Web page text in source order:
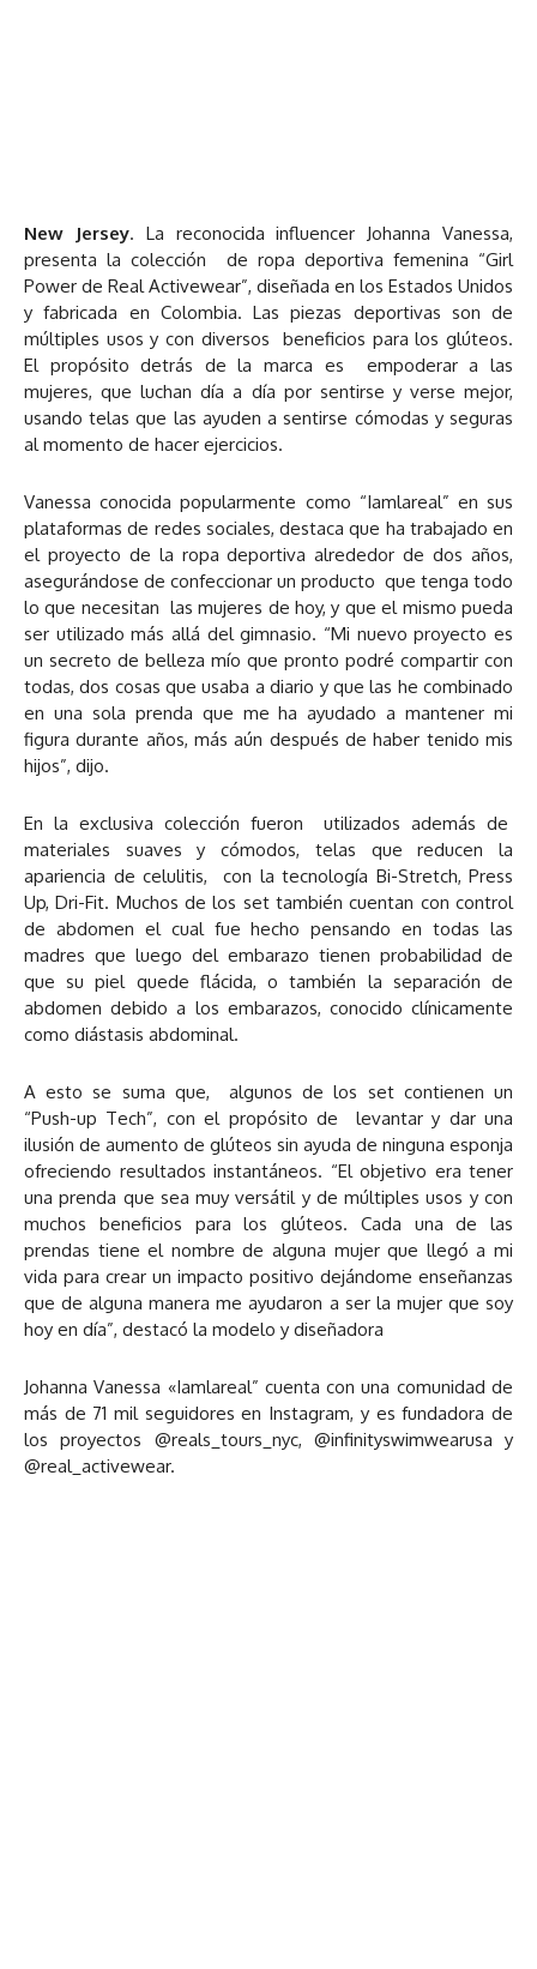
New Jersey. La reconocida influencer Johanna Vanessa,
presenta la colección de ropa deportiva femenina “Girl
Power de Real Activewear”, diseñada en los Estados Unidos
y fabricada en Colombia. Las piezas deportivas son de
múltiples usos y con diversos beneficios para los glúteos.
El propósito detrás de la marca es empoderar a las
mujeres, que luchan día a día por sentirse y verse mejor,
usando telas que las ayuden a sentirse cómodas y seguras
al momento de hacer ejercicios.
Vanessa conocida popularmente como “Iamlareal” en sus
plataformas de redes sociales, destaca que ha trabajado en
el proyecto de la ropa deportiva alrededor de dos años,
asegurándose de confeccionar un producto que tenga todo
lo que necesitan las mujeres de hoy, y que el mismo pueda
ser utilizado más allá del gimnasio. “Mi nuevo proyecto es
un secreto de belleza mío que pronto podré compartir con
todas, dos cosas que usaba a diario y que las he combinado
en una sola prenda que me ha ayudado a mantener mi
figura durante años, más aún después de haber tenido mis
hijos”, dijo.
En la exclusiva colección fueron utilizados además de
materiales suaves y cómodos, telas que reducen la
apariencia de celulitis, con la tecnología Bi-Stretch, Press
Up, Dri-Fit. Muchos de los set también cuentan con control
de abdomen el cual fue hecho pensando en todas las
madres que luego del embarazo tienen probabilidad de
que su piel quede flácida, o también la separación de
abdomen debido a los embarazos, conocido clínicamente
como diástasis abdominal.
A esto se suma que, algunos de los set contienen un
“Push-up Tech”, con el propósito de levantar y dar una
ilusión de aumento de glúteos sin ayuda de ninguna esponja
ofreciendo resultados instantáneos. “El objetivo era tener
una prenda que sea muy versátil y de múltiples usos y con
muchos beneficios para los glúteos. Cada una de las
prendas tiene el nombre de alguna mujer que llegó a mi
vida para crear un impacto positivo dejándome enseñanzas
que de alguna manera me ayudaron a ser la mujer que soy
hoy en día”, destacó la modelo y diseñadora
Johanna Vanessa «Iamlareal” cuenta con una comunidad de
más de 71 mil seguidores en Instagram, y es fundadora de
los proyectos @reals_tours_nyc, @infinityswimwearusa y
@real_activewear.